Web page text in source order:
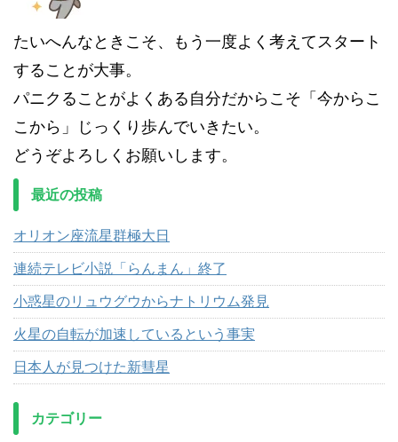
たいへんなときこそ、もう一度よく考えてスタート
することが大事。
パニクることがよくある自分だからこそ「今からこ
こから」じっくり歩んでいきたい。
どうぞよろしくお願いします。
最近の投稿
オリオン座流星群極大日
連続テレビ小説「らんまん」終了
小惑星のリュウグウからナトリウム発見
火星の自転が加速しているという事実
日本人が見つけた新彗星
カテゴリー